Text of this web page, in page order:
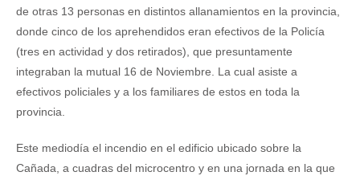
de otras 13 personas en distintos allanamientos en la provincia,
donde cinco de los aprehendidos eran efectivos de la Policía
(tres en actividad y dos retirados), que presuntamente
integraban la mutual 16 de Noviembre. La cual asiste a
efectivos policiales y a los familiares de estos en toda la
provincia.
Este mediodía el incendio en el edificio ubicado sobre la
Cañada, a cuadras del microcentro y en una jornada en la que